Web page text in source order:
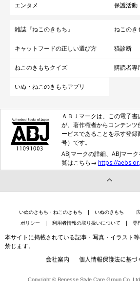
エンタメ 保護活動
雑誌『ねこのきもち』 ねこのき
キャットフードの正しい選び方 猫診断
ねこのきもちクイズ 購読者専
いぬ・ねこのきもちアプリ
ＡＢＪマークは、この電子
が、著作権者からコンテン
ービスであることを示す登
号）です。
ABJマークの詳細、ABJマー
覧はこちら→ https://
いぬのきもち・ねこのきもち いぬのきもち
ポリシー
利用者情報の取り扱いについて 専
本サイトに掲載されている記事・写真・イラスト
禁じます。
会社案内 個人情報保護法に基づ
Copyright © Benesse Style Care Group